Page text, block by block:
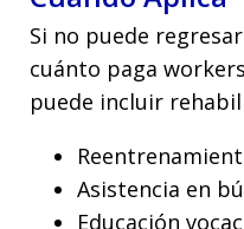
Si no puede
cuánto paga
puede incluir
Asistencia en
Educación